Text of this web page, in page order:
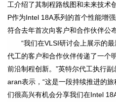
工介绍了其制程路线图和未来技术
P作为Intel 18A系列的首个性能增
符合去年首次向客户和合作伙伴公
“我们在VLSI研讨会上展示的
代工的客户和合作伙伴传递了一个
前沿制程创新。”英特尔代工执行
aran表示，“这是一段持续推进的
们很高兴有机会分享我们在Intel